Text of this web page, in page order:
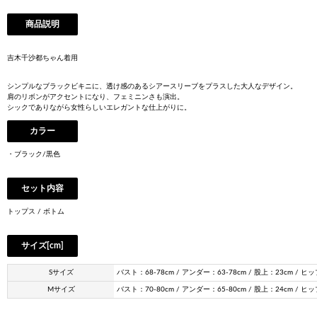
商品説明
吉木千沙都ちゃん着用
シンプルなブラックビキニに、透け感のあるシアースリーブをプラスした大人なデザイン。
肩のリボンがアクセントになり、フェミニンさも演出。
シックでありながら女性らしいエレガントな仕上がりに。
カラー
・ブラック/黒色
セット内容
トップス / ボトム
サイズ[cm]
Sサイズ バスト：68-78cm / アンダー：63-78cm / 股上：23cm / ヒッ
Mサイズ バスト：70-80cm / アンダー：65-80cm / 股上：24cm / ヒッ